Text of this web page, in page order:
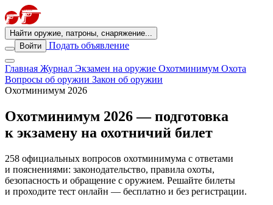
Найти оружие, патроны, снаряжение...
Войти
Подать объявление
Главная Журнал Экзамен на оружие Охотминимум Охота
Вопросы об оружии Закон об оружии
Охотминимум 2026
Охотминимум 2026 — подготовка
к экзамену на охотничий билет
258 официальных вопросов охотминимума с ответами
и пояснениями: законодательство, правила охоты,
безопасность и обращение с оружием. Решайте билеты
и проходите тест онлайн — бесплатно и без регистрации.